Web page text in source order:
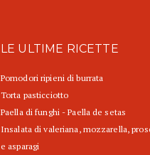
LE ULTIME RICETTE
Pomodori ripieni di burrata
Torta pasticciotto
Paella di funghi - Paella de setas
Insalata di valeriana, mozzarella,
e asparagi